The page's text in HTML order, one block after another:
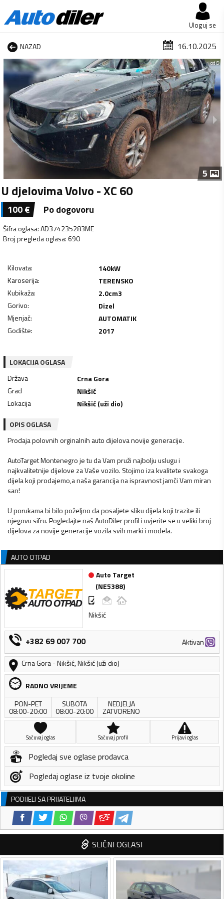
Uloguj se
NAZAD 16.10.2025
1 od 5
5
U djelovima Volvo - XC 60
100€ Po dogovoru
Šifra oglasa:AD374235283ME
Broj pregleda oglasa:690
Kilovata: 140kW
Karoserija:
TERENSKO
Kubikaža: 2.0cm3
Gorivo:
Dizel
Mjenjač:
AUTOMATIK
Godište: 2017
LOKACIJA OGLASA
Država
Crna Gora
Grad
Nikšić
Lokacija
Nikšić (uži dio)
OPIS OGLASA
Prodaja polovnih orginalnih auto dijelova novije generacije.
AutoTarget Montenegro je tu da Vam pruži najbolju uslugu i
najkvalitetnije dijelove za Vaše vozilo. Stojimo iza kvalitete svakoga
dijela koji prodajemo,a naša garancija na ispravnost jamči Vam miran
san!
U porukama bi bilo poželjno da posaljete sliku dijela koji trazite ili
njegovu sifru. Pogledajte naš AutoDiler profil i uvjerite se u veliki broj
dijelova za novije generacije vozila svih marki i modela.
AUTO OTPAD
Auto Target
(NE5388)
Nikšić
+382 69 007 700
Aktivan
Crna Gora-Nikšić,Nikšić (uži dio)
RADNO VRIJEME
PON-PET
08:00-20:00
SUBOTA
08:00-20:00
NEDJELJA
ZATVORENO
Sačuvaj oglas Sačuvaj profil Prijavi oglas
Pogledaj sve oglase prodavca
Pogledaj oglase iz tvoje okoline
PODIJELI SA PRIJATELJIMA
SLIČNI OGLASI